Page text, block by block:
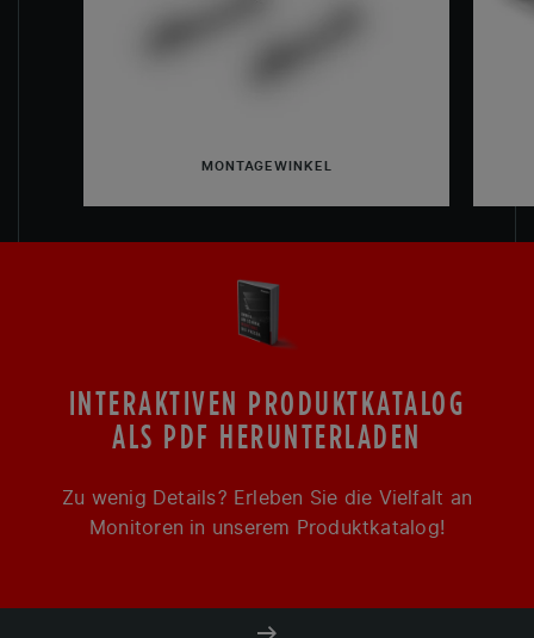
MONTAGEWINKEL
INTERAKTIVEN PRODUKTKATALOG
ALS PDF HERUNTERLADEN
Zu wenig Details? Erleben Sie die Vielfalt an
Monitoren in unserem Produktkatalog!